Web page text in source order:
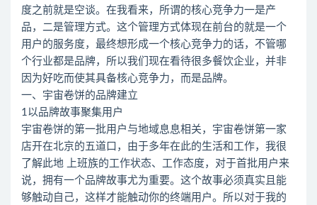
度之前就是空谈。在我看来，所谓的核心竞争力一是产
品，二是管理方式。这个管理方式体现在前台的就是一个
用户的服务度，最终想形成一个核心竞争力的话，不管哪
个行业都是品牌，所以我们现在看待很多餐饮企业，并非
因为好吃而使其具备核心竞争力，而是品牌。
一、宇宙卷饼的品牌建立
1以品牌故事聚集用户
宇宙卷饼的第一批用户与地域息息相关，宇宙卷饼第一家
店开在北京的五道口，由于多年在此的生活和工作，我很
了解此地 上班族的工作状态、工作态度，对于首批用户来
说，拥有一个品牌故事尤为重要。这个故事必须真实且能
够触动自己，这样才能触动你的终端用户。所以对于我的